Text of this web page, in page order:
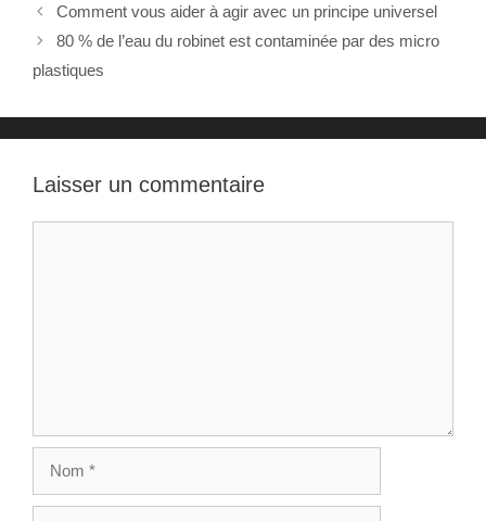
le diabète, la goutte ou
encore un calcul rénal.
Ce dernier par…
Comment vous aider à agir avec un principe universel
80 % de l’eau du robinet est contaminée par des micro
plastiques
Laisser un commentaire